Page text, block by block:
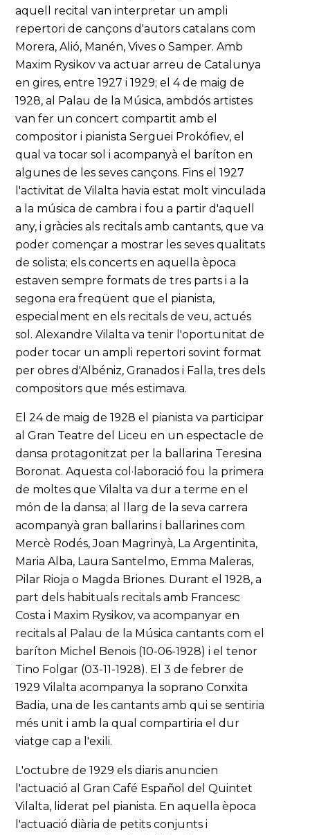
aquell recital van interpretar un ampli
repertori de cançons d'autors catalans com
Morera, Alió, Manén, Vives o Samper. Amb
Maxim Rysikov va actuar arreu de Catalunya
en gires, entre 1927 i 1929; el 4 de maig de
1928, al Palau de la Música, ambdós artistes
van fer un concert compartit amb el
compositor i pianista Serguei Prokófiev, el
qual va tocar sol i acompanyà el baríton en
algunes de les seves cançons. Fins el 1927
l'activitat de Vilalta havia estat molt vinculada
a la música de cambra i fou a partir d'aquell
any, i gràcies als recitals amb cantants, que va
poder començar a mostrar les seves qualitats
de solista; els concerts en aquella època
estaven sempre formats de tres parts i a la
segona era freqüent que el pianista,
especialment en els recitals de veu, actués
sol. Alexandre Vilalta va tenir l'oportunitat de
poder tocar un ampli repertori sovint format
per obres d'Albéniz, Granados i Falla, tres dels
compositors que més estimava.
El 24 de maig de 1928 el pianista va participar
al Gran Teatre del Liceu en un espectacle de
dansa protagonitzat per la ballarina Teresina
Boronat. Aquesta col·laboració fou la primera
de moltes que Vilalta va dur a terme en el
món de la dansa; al llarg de la seva carrera
acompanyà gran ballarins i ballarines com
Mercè Rodés, Joan Magrinyà, La Argentinita,
Maria Alba, Laura Santelmo, Emma Maleras,
Pilar Rioja o Magda Briones. Durant el 1928, a
part dels habituals recitals amb Francesc
Costa i Maxim Rysikov, va acompanyar en
recitals al Palau de la Música cantants com el
baríton Michel Benois (10-06-1928) i el tenor
Tino Folgar (03-11-1928). El 3 de febrer de
1929 Vilalta acompanya la soprano Conxita
Badia, una de les cantants amb qui se sentiria
més unit i amb la qual compartiria el dur
viatge cap a l'exili.
L'octubre de 1929 els diaris anuncien
l'actuació al Gran Café Español del Quintet
Vilalta, liderat pel pianista. En aquella època
l'actuació diària de petits conjunts i